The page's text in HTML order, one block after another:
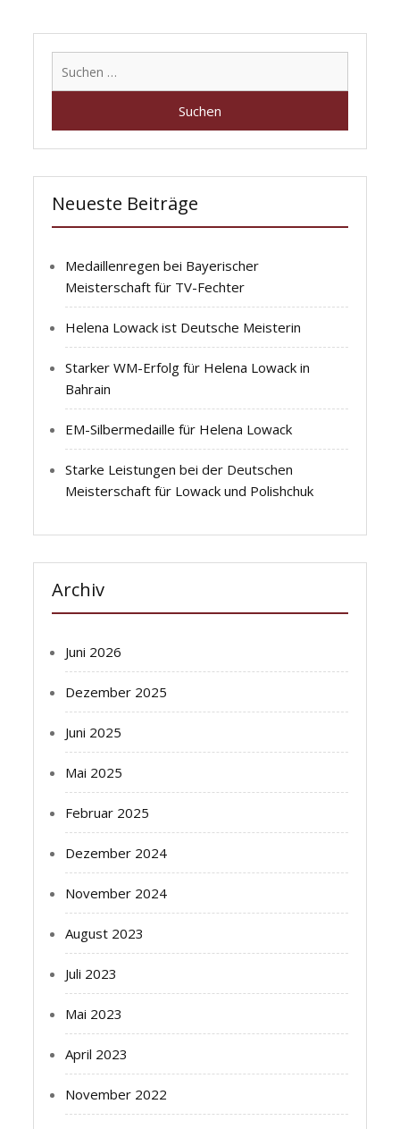
Neueste Beiträge
Medaillenregen bei Bayerischer
Meisterschaft für TV-Fechter
Helena Lowack ist Deutsche Meisterin
Starker WM-Erfolg für Helena Lowack in
Bahrain
EM-Silbermedaille für Helena Lowack
Starke Leistungen bei der Deutschen
Meisterschaft für Lowack und Polishchuk
Archiv
Juni 2026
Dezember 2025
Juni 2025
Mai 2025
Februar 2025
Dezember 2024
November 2024
August 2023
Juli 2023
Mai 2023
April 2023
November 2022